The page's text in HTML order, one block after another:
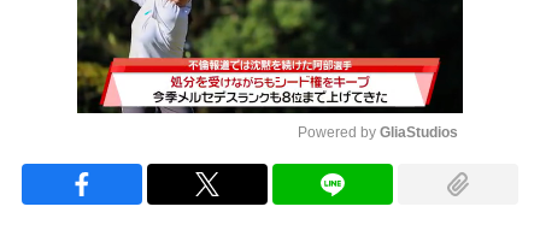
Powered by GliaStudios